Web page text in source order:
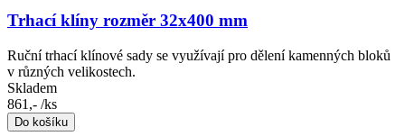
Trhací klíny rozměr 32x400 mm
Ruční trhací klínové sady se využívají pro dělení kamenných bloků
v různých velikostech.
Skladem
861,- /ks
Do košíku